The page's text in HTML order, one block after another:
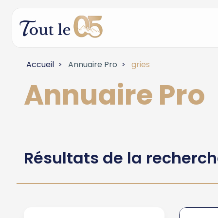
Accueil Annuaire Pro gries
Annuaire Pro
Résultats de la